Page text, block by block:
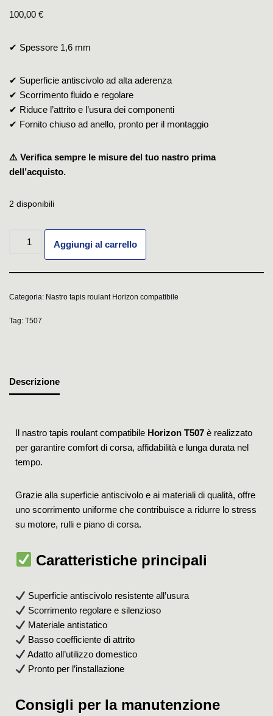
100,00 €
✔ Spessore 1,6 mm
✔ Superficie antiscivolo ad alta aderenza
✔ Scorrimento fluido e regolare
✔ Riduce l’attrito e l’usura dei componenti
✔ Fornito chiuso ad anello, pronto per il montaggio
⚠️ Verifica sempre le misure del tuo nastro prima
dell’acquisto.
2 disponibili
Aggiungi al carrello
Categoria: Nastro tapis roulant Horizon compatibile
Tag: T507
Descrizione
Il nastro tapis roulant compatibile Horizon T507 è realizzato
per garantire comfort di corsa, affidabilità e lunga durata nel
tempo.
Grazie alla superficie antiscivolo e ai materiali di qualità, offre
uno scorrimento uniforme che contribuisce a ridurre lo stress
su motore, rulli e piano di corsa.
Caratteristiche principali
Superficie antiscivolo resistente all’usura
Scorrimento regolare e silenzioso
Materiale antistatico
Basso coefficiente di attrito
Adatto all’utilizzo domestico
Pronto per l’installazione
Consigli per la manutenzione